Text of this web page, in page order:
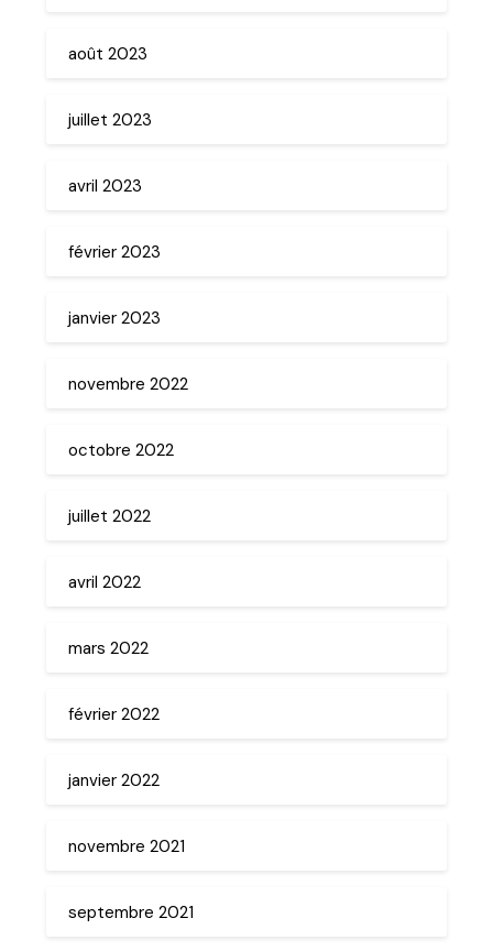
août 2023
juillet 2023
avril 2023
février 2023
janvier 2023
novembre 2022
octobre 2022
juillet 2022
avril 2022
mars 2022
février 2022
janvier 2022
novembre 2021
septembre 2021